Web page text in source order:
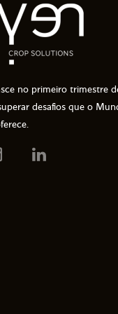
no primeiro trimestre
desafios que o